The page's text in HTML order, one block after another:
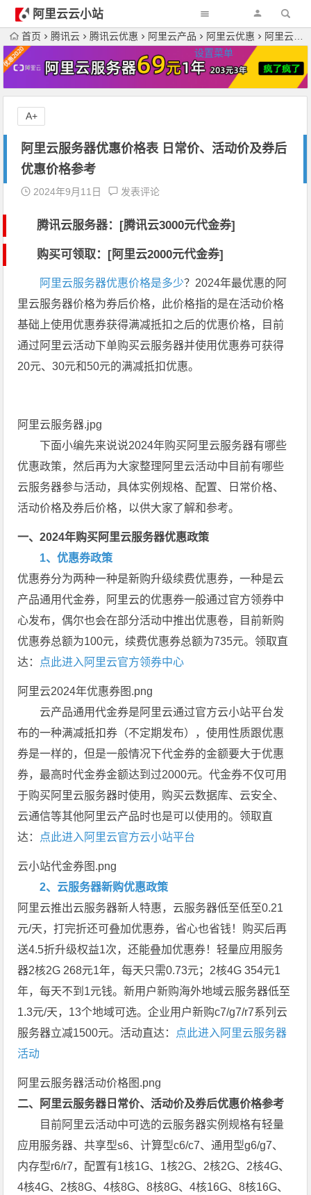
阿里云云小站
设置菜单
首页 腾讯云 腾讯云优惠 阿里云产品 阿里云优惠 阿里云服务器
阿里云服务器优惠价格表 日常价、活动价及券后
优惠价格参考
2024年9月11日 发表评论
腾讯云服务器：[腾讯云3000元代金券]
购买可领取：[阿里云2000元代金券]
阿里云服务器优惠价格是多少？2024年最优惠的阿
里云服务器价格为券后价格，此价格指的是在活动价格
基础上使用优惠券获得满减抵扣之后的优惠价格，目前
通过阿里云活动下单购买云服务器并使用优惠券可获得
20元、30元和50元的满减抵扣优惠。
阿里云服务器.jpg
下面小编先来说说2024年购买阿里云服务器有哪些
优惠政策，然后再为大家整理阿里云活动中目前有哪些
云服务器参与活动，具体实例规格、配置、日常价格、
活动价格及券后价格，以供大家了解和参考。
一、2024年购买阿里云服务器优惠政策
1、优惠券政策
优惠券分为两种一种是新购升级续费优惠券，一种是云
产品通用代金券，阿里云的优惠券一般通过官方领券中
心发布，偶尔也会在部分活动中推出优惠卷，目前新购
优惠券总额为100元，续费优惠券总额为735元。领取直
达： 点此进入阿里云官方领券中心
阿里云2024年优惠券图.png
云产品通用代金券是阿里云通过官方云小站平台发
布的一种满减抵扣券（不定期发布），使用性质跟优惠
券是一样的，但是一般情况下代金券的金额要大于优惠
券，最高时代金券金额达到过2000元。代金券不仅可用
于购买阿里云服务器时使用，购买云数据库、云安全、
云通信等其他阿里云产品时也是可以使用的。领取直
达： 点此进入阿里云官方云小站平台
云小站代金券图.png
2、云服务器新购优惠政策
阿里云推出云服务器新人特惠，云服务器低至低至0.21
元/天，打完折还可叠加优惠券，省心也省钱！购买后再
送4.5折升级权益1次，还能叠加优惠券！轻量应用服务
器2核2G 268元1年，每天只需0.73元；2核4G 354元1
年，每天不到1元钱。新用户新购海外地域云服务器低至
1.3元/天，13个地域可选。企业用户新购c7/g7/r7系列云
服务器立减1500元。活动直达： 点此进入阿里云服务器
活动
阿里云服务器活动价格图.png
二、阿里云服务器日常价、活动价及券后优惠价格参考
目前阿里云活动中可选的云服务器实例规格有轻量
应用服务器、共享型s6、计算型c6/c7、通用型g6/g7、
内存型r6/r7，配置有1核1G、1核2G、2核2G、2核4G、
4核4G、2核8G、4核8G、8核8G、4核16G、8核16G、
A+